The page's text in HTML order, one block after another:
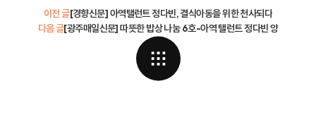
이전 글[경향신문] 아역탤런트 정다빈, 결식아동을 위한 천사되다
[광주매일신문] 따뜻한 밥상 나눔 6호-아역 탤런트 정다빈 양
다음 글